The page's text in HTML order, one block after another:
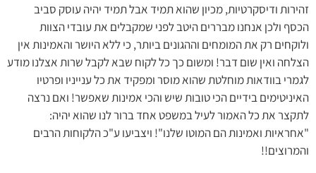
זהירות ודיסקרטיות, מכיון שהוא תמיד אבל תמיד יהיה עוסק סביב
הכסף ולכן אנחנו מבררים היטב לפני שמקבלים את עובדי הצוות
ולוקחים רק את המומחים וההגונים ביותר, כי ללא היושר והאמינות אין
הצלחה ואין שום דבר! ומשום כך כל לקוח שבא לקבל שרות אצלנו מודע
לגמרי בוודאות מוחלטת שהוא מוסר ומפקיד את כל ענייניו ופרטיו
האיניטימים בידיים הכי טובות שיש והכי אמינות שאפשר! ואם נרצה
לתקצר את כל האמור לעיל במשפט אחד ברור לנו שהוא יהיה:
"אחראיות ואמינות הם המוטו שלנו"! ויצביעו ע"כ הלקוחות הרבים
והמרוצים!!